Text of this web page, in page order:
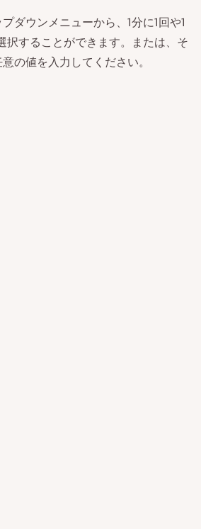
プダウンメニューから、1分に1回や1
択することができます。または、そ
の値を入力してください。